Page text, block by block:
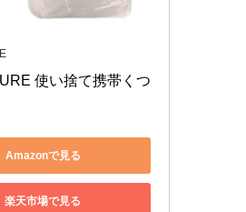
使い捨て携帯くつ
Amazonで見る
楽天市場で見る